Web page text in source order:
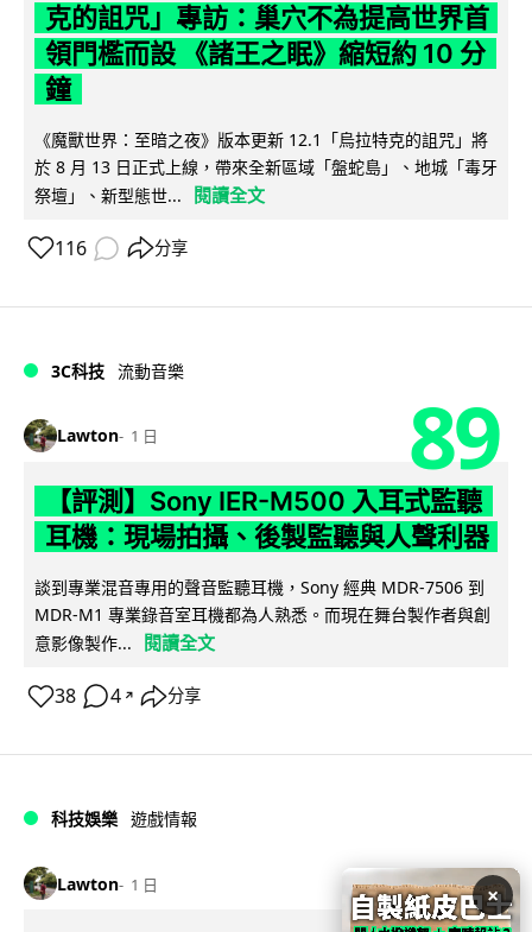
克的詛咒」專訪：巢穴不為提高世界首
領門檻而設 《諸王之眠》縮短約 10 分
鐘
《魔獸世界：至暗之夜》版本更新 12.1「烏拉特克的詛咒」將
於 8 月 13 日正式上線，帶來全新區域「盤蛇島」、地城「毒牙
祭壇」、新型態世...
閱讀全文
116 分享
3C科技 流動音樂
Lawton 1 日 89
【評測】Sony IER-M500 入耳式監聽
耳機：現場拍攝、後製監聽與人聲利器
談到專業混音專用的聲音監聽耳機，Sony 經典 MDR-7506 到
MDR-M1 專業錄音室耳機都為人熟悉。而現在舞台製作者與創
意影像製作...
閱讀全文
38 4 ↗ 分享
科技娛樂 遊戲情報
Lawton 1 日 ×